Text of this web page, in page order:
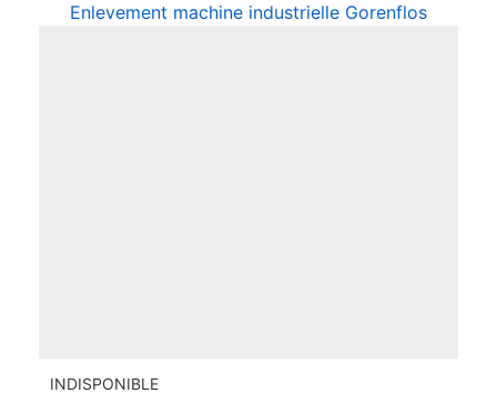
Enlevement machine industrielle Gorenflos
INDISPONIBLE